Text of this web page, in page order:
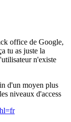
office de Google,
tu as juste la
n'existe
d'un moyen plus
niveaux d'access